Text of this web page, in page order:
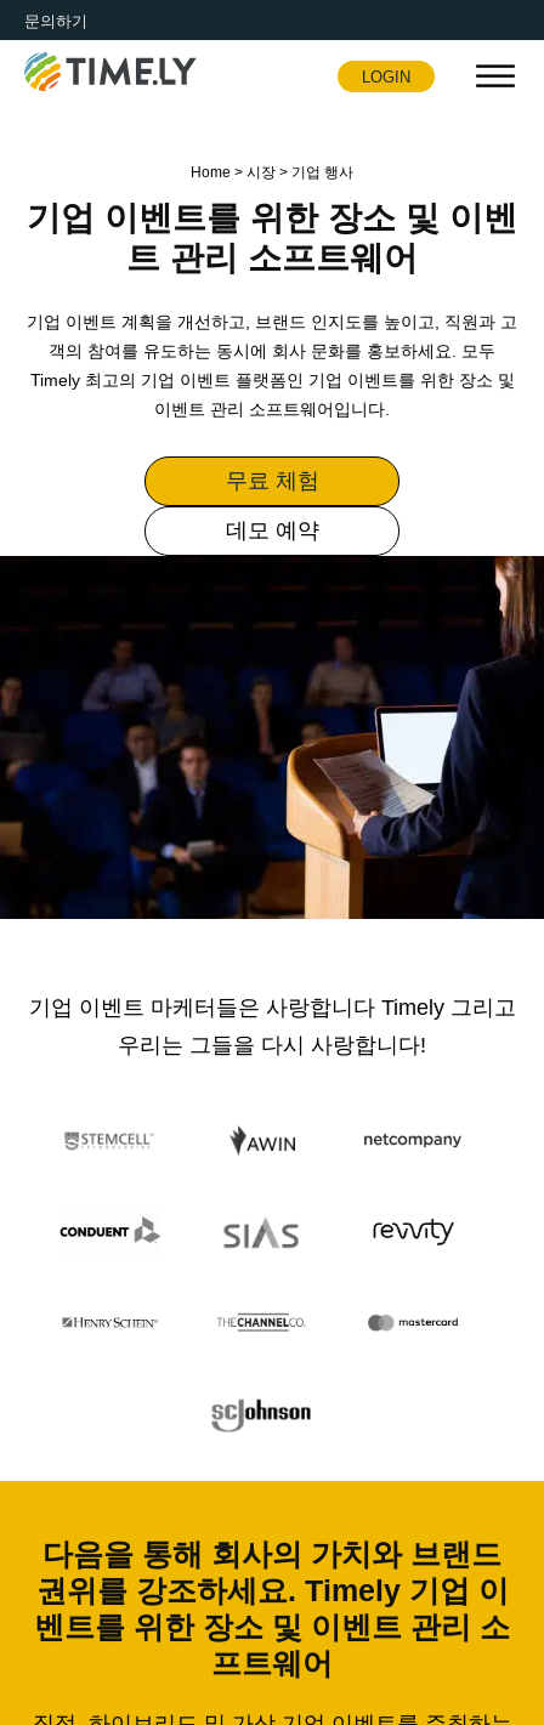
문의하기
Timely
LOGIN
Home > 시장 > 기업 행사
기업 이벤트를 위한 장소 및 이벤
트 관리 소프트웨어
기업 이벤트 계획을 개선하고, 브랜드 인지도를 높이고, 직원과 고
객의 참여를 유도하는 동시에 회사 문화를 홍보하세요. 모두
Timely 최고의 기업 이벤트 플랫폼인 기업 이벤트를 위한 장소 및
이벤트 관리 소프트웨어입니다.
무료 체험
데모 예약
기업 이벤트 마케터들은 사랑합니다 Timely 그리고
우리는 그들을 다시 사랑합니다!
다음을 통해 회사의 가치와 브랜드
권위를 강조하세요. Timely 기업 이
벤트를 위한 장소 및 이벤트 관리 소
프트웨어